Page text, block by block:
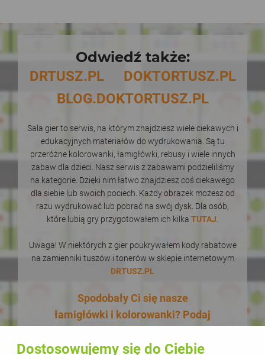
Dostosowujemy się do Ciebie
Odwiedź także:
DRTUSZ.PL
DOKTORTUSZ.PL
BLOG.DOKTORTUSZ.PL
Sala gier to serwis, na którym znajdziesz wiele ciekawych i
edukacyjnych materiałów do wydrukowania. Są tu
przeróżne kolorowanki, łamigłówki, rebusy i wiele innych
zabaw dla dzieci. Nasz serwis z zabawami podzieliliśmy
na kategorie. Dzięki nim łatwo znajdziesz coś ciekawego
dla siebie lub swoich pociech. Każdy obrazek możesz od
razu wydrukować lub pobrać na swój dysk. Dla osób,
które lubią gry przygotowałem ich kilka TUTAJ
Uwaga! W niektórych z gier poukrywałem kody rabatowe
na zamienniki tuszów i tonerów w sklepie internetowym
DRTUSZ.PL
Spodobały Ci się nasze
łamigłówki i kolorowanki? Podaj
darmo! Udostępnianie naszych